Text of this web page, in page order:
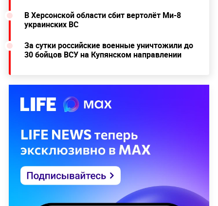
В Херсонской области сбит вертолёт Ми-8
украинских ВС
За сутки российские военные уничтожили до
30 бойцов ВСУ на Купянском направлении